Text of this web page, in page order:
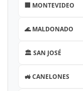
🏢 MONTEVIDEO
🌊 MALDONADO
🏛️ SAN JOSÉ
🚜 CANELONES